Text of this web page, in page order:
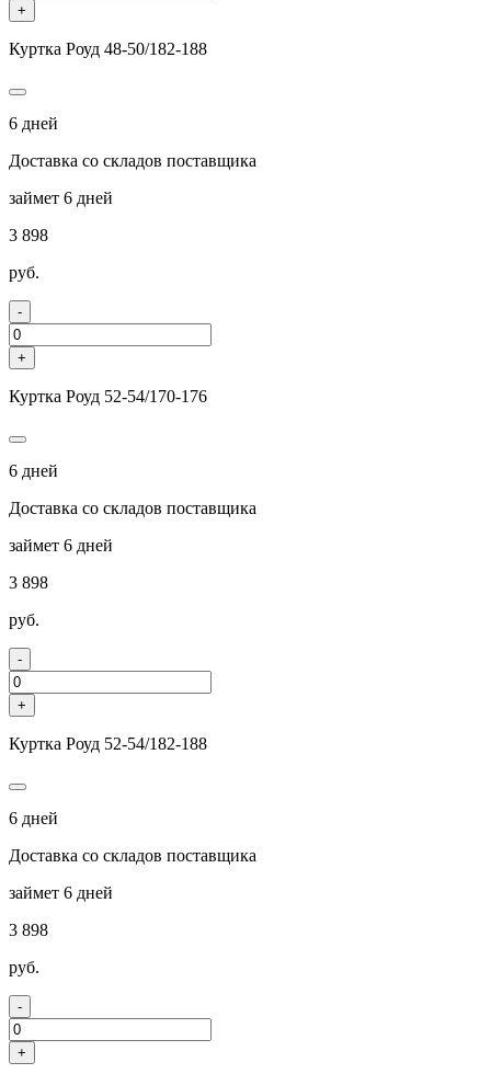
+
Куртка Роуд 48-50/182-188
6 дней
Доставка со складов поставщика
займет 6 дней
3 898
руб.
-
+
Куртка Роуд 52-54/170-176
6 дней
Доставка со складов поставщика
займет 6 дней
3 898
руб.
-
+
Куртка Роуд 52-54/182-188
6 дней
Доставка со складов поставщика
займет 6 дней
3 898
руб.
-
+